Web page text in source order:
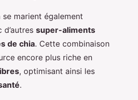
se marient également
super-aliments
de chia. Cette combinaison
encore plus riche en
, optimisant ainsi les
.